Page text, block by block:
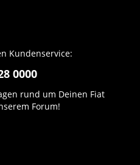
Kundenservice:
0000
rund um Deinen Fiat
Forum!